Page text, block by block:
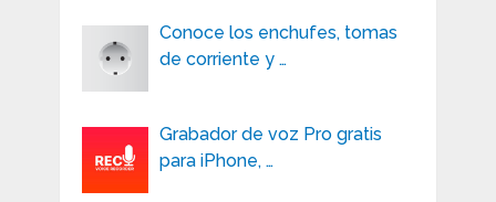
Conoce los enchufes, tomas
de corriente y …
Grabador de voz Pro gratis
para iPhone, …